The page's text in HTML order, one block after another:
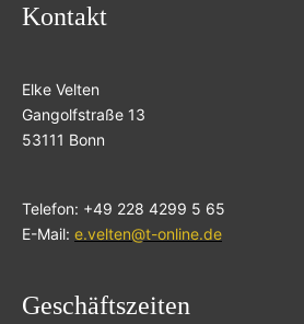
Kontakt
Elke Velten
Gangolfstraße 13
53111 Bonn
Telefon: +49 228 4299 5 65
E-Mail: e.velten@t-online.de
Geschäftszeiten